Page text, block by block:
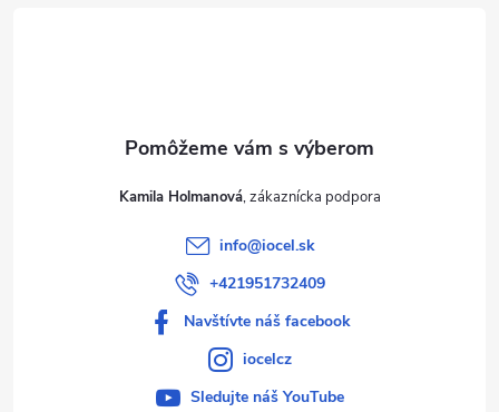
Kamila Holmanová
info@iocel.sk
+421951732409
Navštívte náš facebook
iocelcz
Sledujte náš YouTube